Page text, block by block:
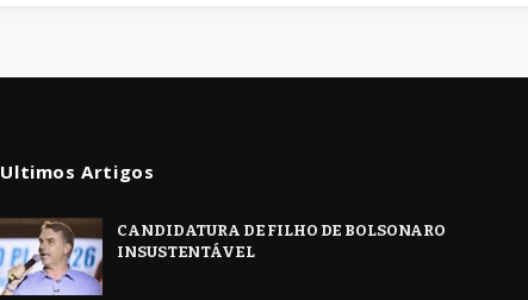
Ultimos Artigos
CANDIDATURA DE FILHO DE BOLSONARO
INSUSTENTÁVEL